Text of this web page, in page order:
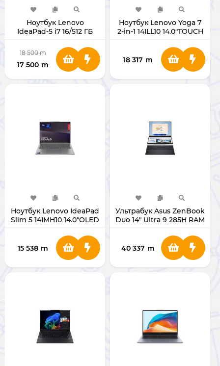
Ноутбук Lenovo
IdeaPad-5 i7 16/512 ГБ
18 500 m
17 500 m
Ноутбук Lenovo Yoga 7
2-in-1 14ILL10 14.0"TOUCH
SSD 512GB 83JQ007YRK
18 317 m
Ноутбук Lenovo IdeaPad
Slim 5 14IMH10 14.0"OLED
SSD 512GB 83V6000FRK
15 538 m
Ультрабук Asus ZenBook
Duo 14" Ultra 9 285H RAM
UX8406CA-QL078W
40 337 m